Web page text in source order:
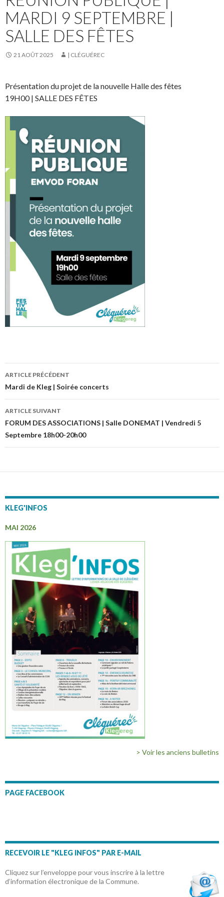
MARDI 9 SEPTEMBRE |
SALLE DES FÊTES
21 AOÛT 2025 | CLÉGUÉREC
Présentation du projet de la nouvelle Halle des fêtes
19H00 | SALLE DES FÊTES
Navigation
des
articles
ARTICLE PRÉCÉDENT
Mardi de Kleg | Soirée concerts
ARTICLE SUIVANT
FORUM DES ASSOCIATIONS | Salle DONEMAT | Vendredi 5
Septembre 18h00-20h00
KLEG'INFOS
MAI 2026
> Voir les anciens bulletins
PAGE FACEBOOK
RECEVOIR LE "KLEG INFOS" PAR E-MAIL
Cliquez sur l’enveloppe pour vous inscrire à la lettre
d’information électronique de la Commune.